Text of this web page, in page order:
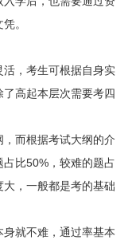
。
，考生可根据自身实
高起本层次需要考四
而根据考试大纲的介
比50%，较难的题占
，一般都是考的基础
就不难，通过率基本